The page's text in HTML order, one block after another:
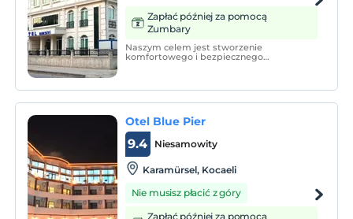
Zapłać później za pomocą
Zumbary
Naszym celem jest stworzenie
komfortowego i bezpiecznego
personelem i pomoc im w przyjemnym
spędzeniu czasu w Yalova.
Otel Blue Pier
Niesamowity
9.4
Karamürsel, Kocaeli
Nie musisz płacić z góry
Zapłać później za pomocą